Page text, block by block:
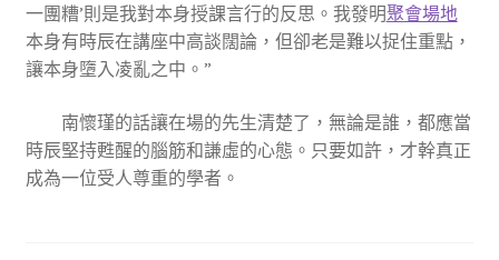
一團糟’則是我對本身授課言行的反思。我發明聚會場地
本身有時辰在講座中高談闊論，但卻老是難以捉住重點，
讓本身墮入凌亂之中。”
南懷瑾的話讓在場的先生清楚了，無論是誰，都應當
時辰堅持甦醒的腦筋和謙虛的心態。只要如許，才幹真正
成為一位受人尊重的學者。